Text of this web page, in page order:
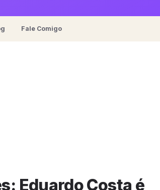
Fale Comigo
Eduardo Costa é